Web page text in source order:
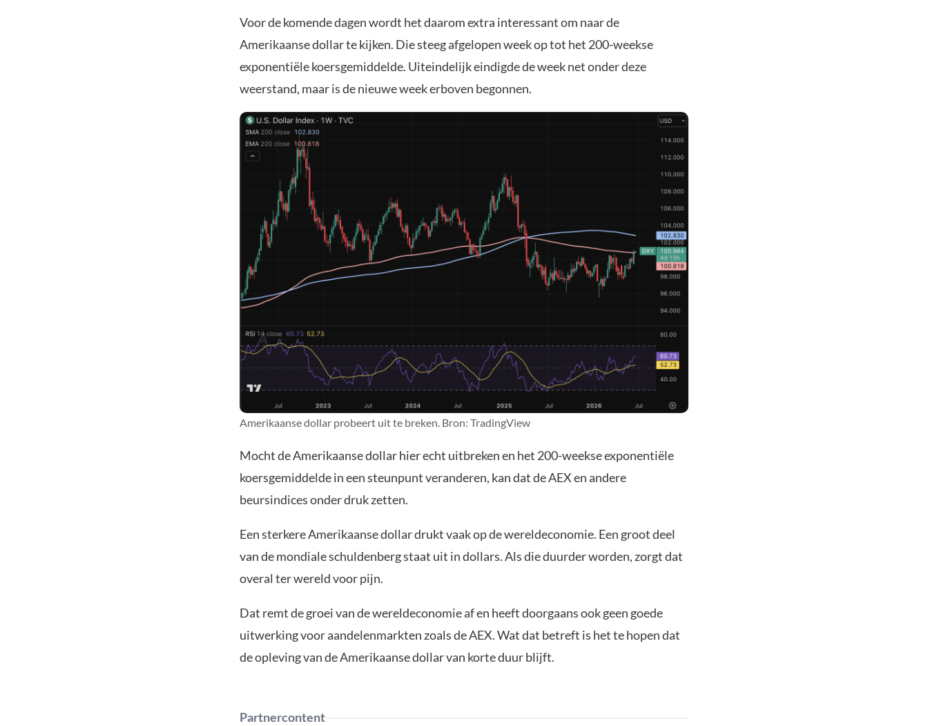
Voor de komende dagen wordt het daarom extra interessant om naar de
Amerikaanse dollar te kijken. Die steeg afgelopen week op tot het 200-weekse
exponentiële koersgemiddelde. Uiteindelijk eindigde de week net onder deze
weerstand, maar is de nieuwe week erboven begonnen.
Amerikaanse dollar probeert uit te breken. Bron: TradingView
Mocht de Amerikaanse dollar hier echt uitbreken en het 200-weekse exponentiële
koersgemiddelde in een steunpunt veranderen, kan dat de AEX en andere
beursindices onder druk zetten.
Een sterkere Amerikaanse dollar drukt vaak op de wereldeconomie. Een groot deel
van de mondiale schuldenberg staat uit in dollars. Als die duurder worden, zorgt dat
overal ter wereld voor pijn.
Dat remt de groei van de wereldeconomie af en heeft doorgaans ook geen goede
uitwerking voor aandelenmarkten zoals de AEX. Wat dat betreft is het te hopen dat
de opleving van de Amerikaanse dollar van korte duur blijft.
Partnercontent